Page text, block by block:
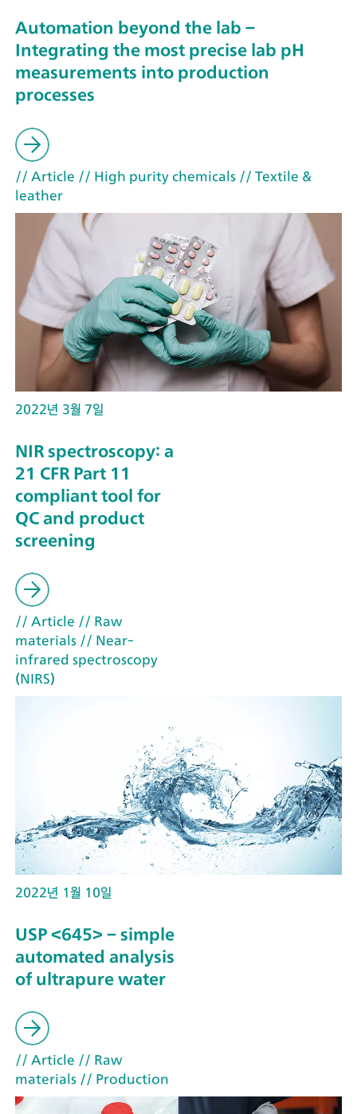
Automation beyond the lab –
Integrating the most precise lab pH
measurements into production
processes
// Article // High purity chemicals // Textile &
leather
2022년 3월 7일
NIR spectroscopy: a
21 CFR Part 11
compliant tool for
QC and product
screening
// Article // Raw
materials // Near-
infrared spectroscopy
(NIRS)
2022년 1월 10일
USP <645> – simple
automated analysis
of ultrapure water
// Article // Raw
materials // Production